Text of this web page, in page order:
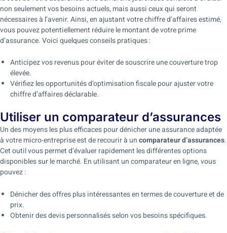
non seulement vos besoins actuels, mais aussi ceux qui seront
nécessaires à l’avenir. Ainsi, en ajustant votre chiffre d’affaires estimé,
vous pouvez potentiellement réduire le montant de votre prime
d’assurance. Voici quelques conseils pratiques :
Anticipez vos revenus pour éviter de souscrire une couverture trop
élevée.
Vérifiez les opportunités d’optimisation fiscale pour ajuster votre
chiffre d’affaires déclarable.
Utiliser un comparateur d’assurances
Un des moyens les plus efficaces pour dénicher une assurance adaptée
à votre micro-entreprise est de recourir à uncomparateur d’assurances.
Cet outil vous permet d’évaluer rapidement les différentes options
disponibles sur le marché. En utilisant un comparateur en ligne, vous
pouvez :
Dénicher des offres plus intéressantes en termes de couverture et de
prix.
Obtenir des devis personnalisés selon vos besoins spécifiques.